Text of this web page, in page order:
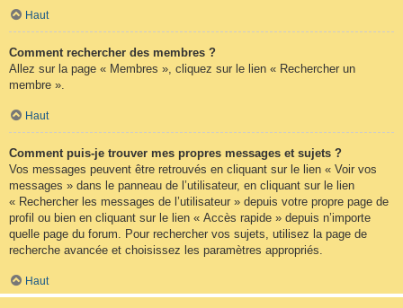
Haut
Comment rechercher des membres ?
Allez sur la page « Membres », cliquez sur le lien « Rechercher un
membre ».
Haut
Comment puis-je trouver mes propres messages et sujets ?
Vos messages peuvent être retrouvés en cliquant sur le lien « Voir vos
messages » dans le panneau de l’utilisateur, en cliquant sur le lien
« Rechercher les messages de l’utilisateur » depuis votre propre page de
profil ou bien en cliquant sur le lien « Accès rapide » depuis n’importe
quelle page du forum. Pour rechercher vos sujets, utilisez la page de
recherche avancée et choisissez les paramètres appropriés.
Haut